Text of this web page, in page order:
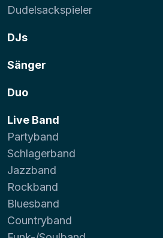
Dudelsackspieler
DJs
Sänger
Duo
Live Band
Partyband
Schlagerband
Jazzband
Rockband
Bluesband
Countryband